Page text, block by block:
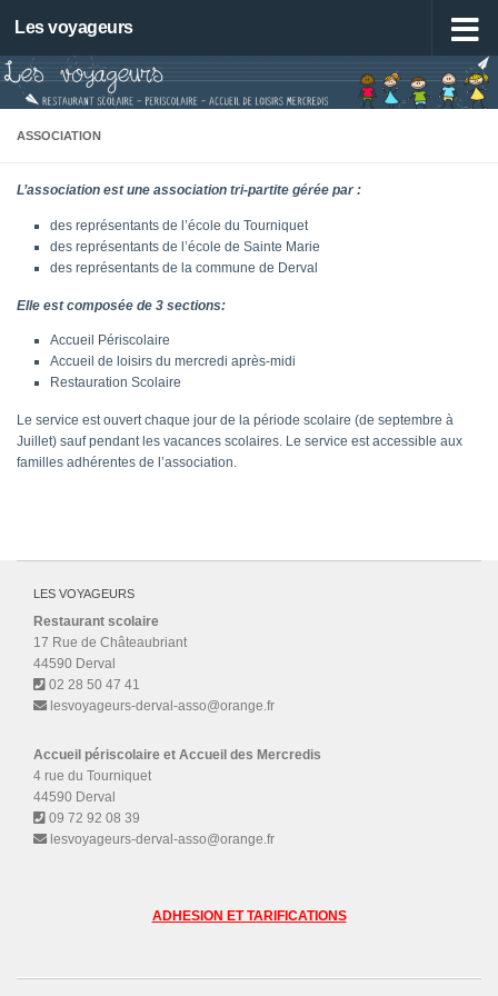
Skip to content
Les voyageurs
ASSOCIATION
L’association est une association tri-partite gérée par :
des représentants de l’école du Tourniquet
des représentants de l’école de Sainte Marie
des représentants de la commune de Derval
Elle est composée de 3 sections:
Accueil Périscolaire
Accueil de loisirs du mercredi après-midi
Restauration Scolaire
Le service est ouvert chaque jour de la période scolaire (de septembre à
Juillet) sauf pendant les vacances scolaires. Le service est accessible aux
familles adhérentes de l’association.
LES VOYAGEURS
Restaurant scolaire
17 Rue de Châteaubriant
44590 Derval
02 28 50 47 41
lesvoyageurs-derval-asso@orange.fr
Accueil périscolaire et Accueil des Mercredis
4 rue du Tourniquet
44590 Derval
09 72 92 08 39
lesvoyageurs-derval-asso@orange.fr
ADHESION ET TARIFICATIONS